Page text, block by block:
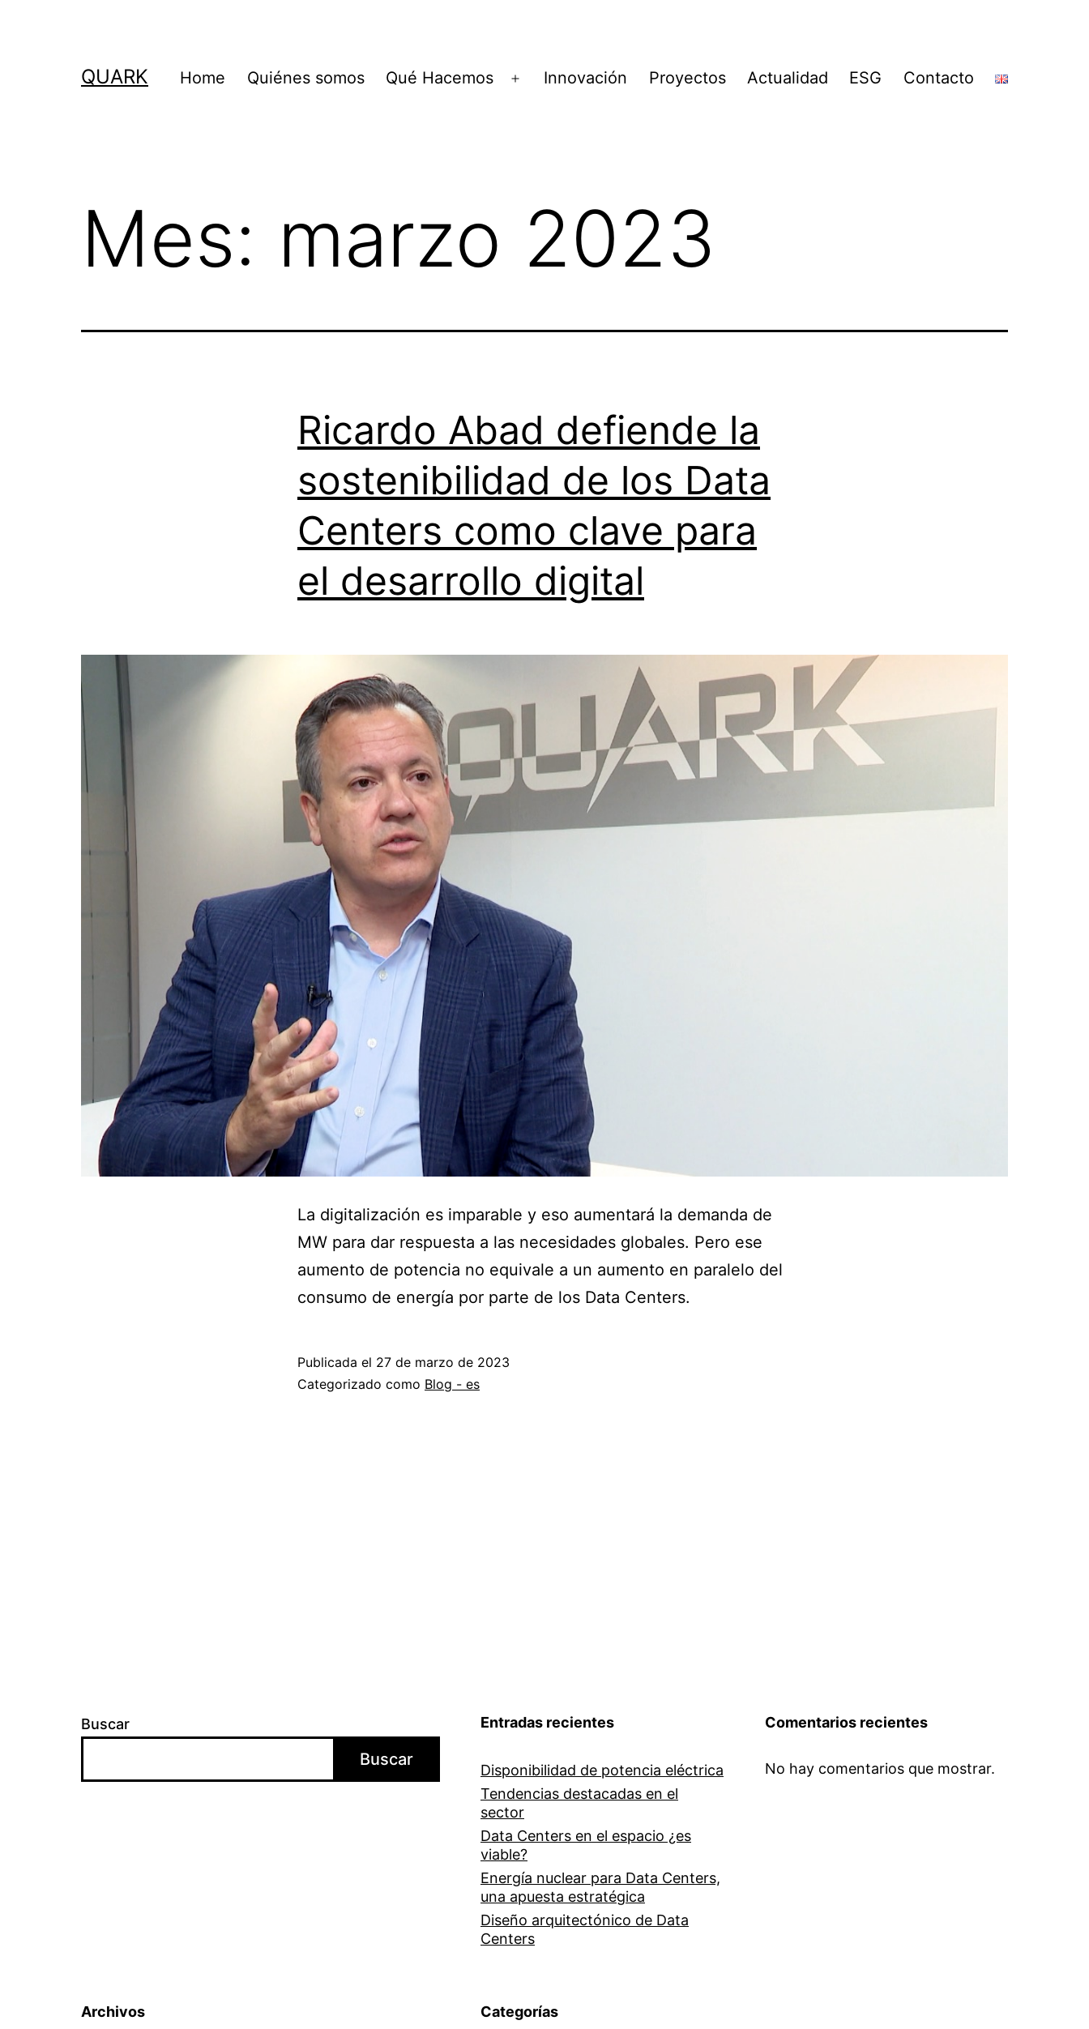
QUARK Home Quiénes somos Qué Hacemos
Abrir
Innovación Proyectos Actualidad ESG Contacto
Mes: marzo 2023
Ricardo Abad defiende la
sostenibilidad de los Data
Centers como clave para
el desarrollo digital
La digitalización es imparable y eso aumentará la demanda de
MW para dar respuesta a las necesidades globales. Pero ese
aumento de potencia no equivale a un aumento en paralelo del
consumo de energía por parte de los Data Centers.
Publicada el 27 de marzo de 2023
Categorizado como Blog - es
Buscar
Buscar
Entradas recientes
Disponibilidad de potencia eléctrica
Tendencias destacadas en el
sector
Data Centers en el espacio ¿es
viable?
Energía nuclear para Data Centers,
una apuesta estratégica
Diseño arquitectónico de Data
Centers
Comentarios recientes
No hay comentarios que mostrar.
Archivos Categorías